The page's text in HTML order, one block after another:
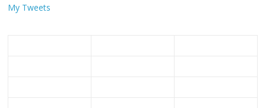
My Tweets